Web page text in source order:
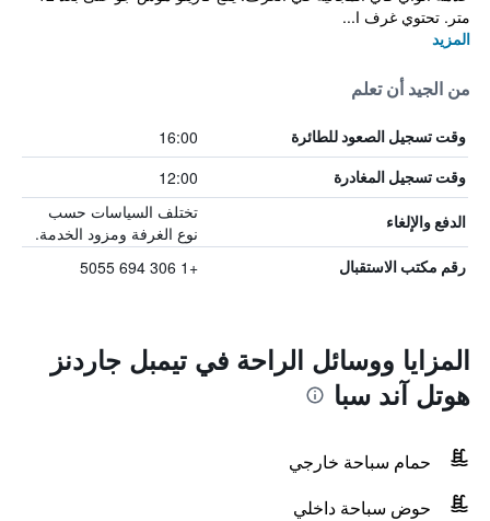
متر. تحتوي غرف ا...
المزيد
من الجيد أن تعلم
وقت تسجيل الصعود للطائرة 16:00
وقت تسجيل المغادرة 12:00
الدفع والإلغاء
تختلف السياسات حسب
نوع الغرفة ومزود الخدمة.
رقم مكتب الاستقبال +1 306 694 5055
المزايا ووسائل الراحة في تيمبل جاردنز
هوتل آند سبا
حمام سباحة خارجي
حوض سباحة داخلي